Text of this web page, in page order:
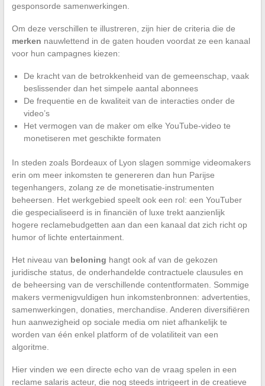
gesponsorde samenwerkingen.
Om deze verschillen te illustreren, zijn hier de criteria die de
merken nauwlettend in de gaten houden voordat ze een kanaal
voor hun campagnes kiezen:
De kracht van de betrokkenheid van de gemeenschap, vaak
beslissender dan het simpele aantal abonnees
De frequentie en de kwaliteit van de interacties onder de
video’s
Het vermogen van de maker om elke YouTube-video te
monetiseren met geschikte formaten
In steden zoals Bordeaux of Lyon slagen sommige videomakers
erin om meer inkomsten te genereren dan hun Parijse
tegenhangers, zolang ze de monetisatie-instrumenten
beheersen. Het werkgebied speelt ook een rol: een YouTuber
die gespecialiseerd is in financiën of luxe trekt aanzienlijk
hogere reclamebudgetten aan dan een kanaal dat zich richt op
humor of lichte entertainment.
Het niveau van beloning hangt ook af van de gekozen
juridische status, de onderhandelde contractuele clausules en
de beheersing van de verschillende contentformaten. Sommige
makers vermenigvuldigen hun inkomstenbronnen: advertenties,
samenwerkingen, donaties, merchandise. Anderen diversifiëren
hun aanwezigheid op sociale media om niet afhankelijk te
worden van één enkel platform of de volatiliteit van een
algoritme.
Hier vinden we een directe echo van de vraag spelen in een
reclame salaris acteur, die nog steeds intrigeert in de creatieve